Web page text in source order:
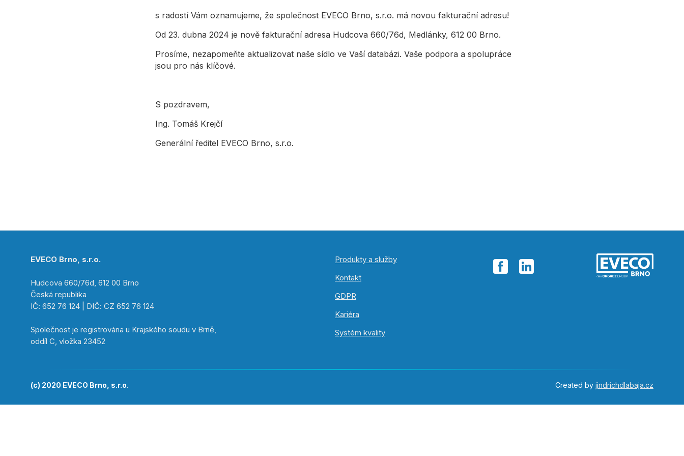
s radostí Vám oznamujeme, že společnost EVECO Brno, s.r.o. má novou fakturační adresu!
Od 23. dubna 2024 je nově fakturační adresa Hudcova 660/76d, Medlánky, 612 00 Brno.
Prosíme, nezapomeňte aktualizovat naše sídlo ve Vaší databázi. Vaše podpora a spolupráce
jsou pro nás klíčové.
S pozdravem,
Ing. Tomáš Krejčí
Generální ředitel EVECO Brno, s.r.o.
EVECO Brno, s.r.o.
Hudcova 660/76d, 612 00 Brno
Česká republika
IČ: 652 76 124 | DIČ: CZ 652 76 124
Společnost je registrována u Krajského soudu v Brně,
oddíl C, vložka 23452
Produkty a služby
Kontakt
GDPR
Kariéra
Systém kvality
(c) 2020 EVECO Brno, s.r.o. Created by jindrichdlabaja.cz